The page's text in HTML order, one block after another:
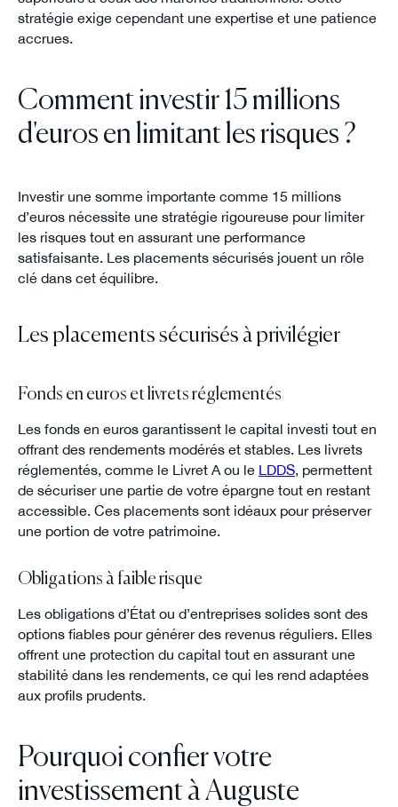
stratégie exige cependant une expertise et une patience
accrues.
Comment investir 15 millions
d'euros en limitant les risques ?
Investir une somme importante comme 15 millions
d’euros nécessite une stratégie rigoureuse pour limiter
les risques tout en assurant une performance
satisfaisante. Les placements sécurisés jouent un rôle
clé dans cet équilibre.
Les placements sécurisés à privilégier
Fonds en euros et livrets réglementés
Les fonds en euros garantissent le capital investi tout en
offrant des rendements modérés et stables. Les livrets
réglementés, comme le Livret A ou le LDDS, permettent
de sécuriser une partie de votre épargne tout en restant
accessible. Ces placements sont idéaux pour préserver
une portion de votre patrimoine.
Obligations à faible risque
Les obligations d’État ou d’entreprises solides sont des
options fiables pour générer des revenus réguliers. Elles
offrent une protection du capital tout en assurant une
stabilité dans les rendements, ce qui les rend adaptées
aux profils prudents.
Pourquoi confier votre
investissement à Auguste